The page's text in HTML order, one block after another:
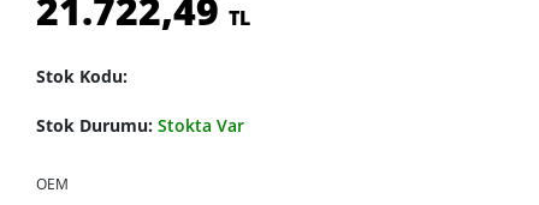
TL
Stok Kodu:
Stok Durumu: Stokta Var
OEM